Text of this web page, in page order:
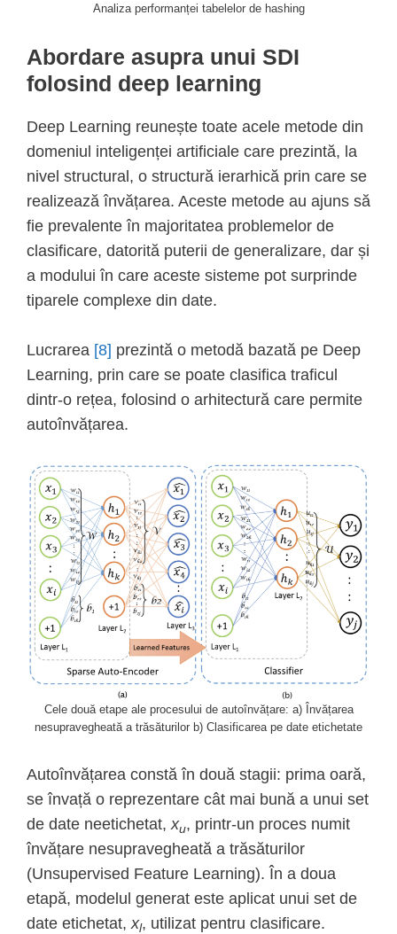
Analiza performanței tabelelor de hashing
Abordare asupra unui SDI
folosind deep learning
Deep Learning reunește toate acele metode din
domeniul inteligenței artificiale care prezintă, la
nivel structural, o structură ierarhică prin care se
realizează învățarea. Aceste metode au ajuns să
fie prevalente în majoritatea problemelor de
clasificare, datorită puterii de generalizare, dar și
a modului în care aceste sisteme pot surprinde
tiparele complexe din date.
Lucrarea [8] prezintă o metodă bazată pe Deep
Learning, prin care se poate clasifica traficul
dintr-o rețea, folosind o arhitectură care permite
autoînvățarea.
Cele două etape ale procesului de autoînvățare: a) Învățarea
nesupravegheată a trăsăturilor b) Clasificarea pe date etichetate
Autoînvățarea constă în două stagii: prima oară,
se învață o reprezentare cât mai bună a unui set
de date neetichetat,xu, printr-un proces numit
învățare nesupravegheată a trăsăturilor
(Unsupervised Feature Learning). În a doua
etapă, modelul generat este aplicat unui set de
date etichetat,xl, utilizat pentru clasificare.